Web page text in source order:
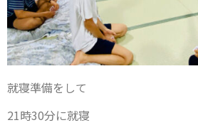
就寝準備をして
21時30分に就寝